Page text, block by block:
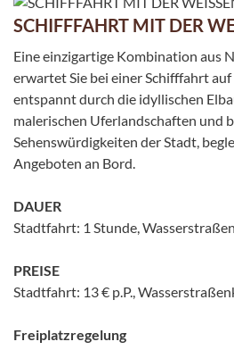
SCHIFFFAHRT MIT DER
Eine einzigartige Kombination aus
erwartet Sie bei einer Schifffahrt
entspannt durch die idyllischen
malerischen Uferlandschaften und
Sehenswürdigkeiten der Stadt,
Angeboten an Bord.
DAUER
Stadtfahrt: 1 Stunde,
PREISE
Stadtfahrt: 13 € p.P.,
Freiplatzregelung